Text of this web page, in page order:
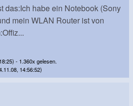
das:Ich habe ein Notebook (Sony
mein WLAN Router ist von
- 1.360x gelesen.
14:56:52)